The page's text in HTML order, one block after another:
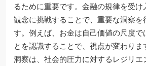
るために重要です。金融の規律を受
観念に挑戦することで、重要な洞察を
す。例えば、お金は自己価値の尺度で
とを認識することで、視点が変わり
洞察は、社会的圧力に対するレジリエ